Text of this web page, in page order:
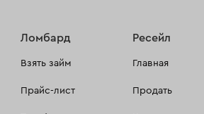
Ломбард
Взять займ
Прайс-лист
Ресейл
Главная
Продать